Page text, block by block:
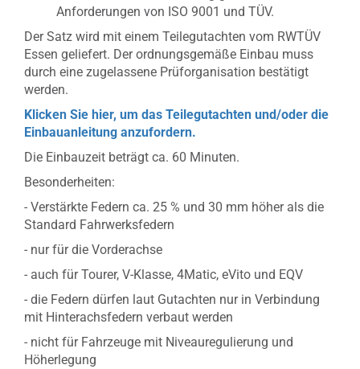
Anforderungen von ISO 9001 und TÜV.
Der Satz wird mit einem Teilegutachten vom RWTÜV
Essen geliefert. Der ordnungsgemäße Einbau muss
durch eine zugelassene Prüforganisation bestätigt
werden.
Klicken Sie hier, um das Teilegutachten und/oder die
Einbauanleitung anzufordern.
Die Einbauzeit beträgt ca. 60 Minuten.
Besonderheiten:
- Verstärkte Federn ca. 25 % und 30 mm höher als die
Standard Fahrwerksfedern
- nur für die Vorderachse
- auch für Tourer, V-Klasse, 4Matic, eVito und EQV
- die Federn dürfen laut Gutachten nur in Verbindung
mit Hinterachsfedern verbaut werden
- nicht für Fahrzeuge mit Niveauregulierung und
Höherlegung